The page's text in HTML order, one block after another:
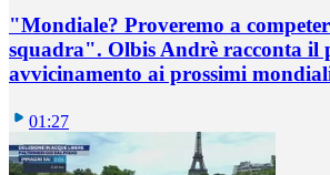
"Mondiale? Proveremo a
squadra". Olbis Andrè racconta il
avvicinamento ai prossimi
01:27